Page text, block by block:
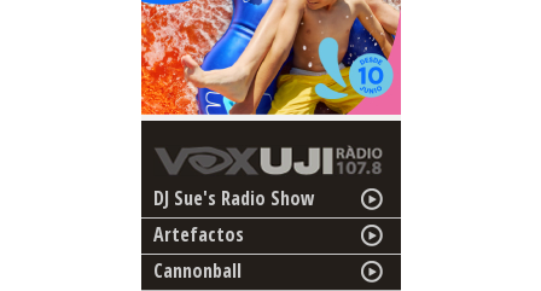
DJ Sue's Radio Show
Artefactos
Cannonball